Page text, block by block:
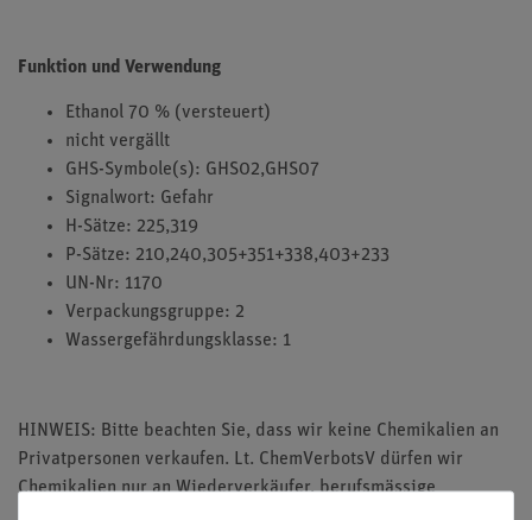
Funktion und Verwendung
Ethanol 70 % (versteuert)
nicht vergällt
GHS-Symbole(s): GHS02,GHS07
Signalwort: Gefahr
H-Sätze: 225,319
P-Sätze: 210,240,305+351+338,403+233
UN-Nr: 1170
Verpackungsgruppe: 2
Wassergefährdungsklasse: 1
HINWEIS: Bitte beachten Sie, dass wir keine Chemikalien an
Privatpersonen verkaufen. Lt. ChemVerbotsV dürfen wir
Chemikalien nur an Wiederverkäufer, berufsmässige